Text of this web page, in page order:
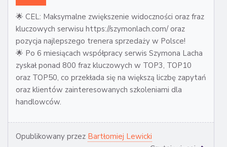
🌟 CEL: Maksymalne zwiększenie widoczności oraz fraz
kluczowych serwisu https://szymonlach.com/ oraz
pozycja najlepszego trenera sprzedaży w Polsce!
🌟 Po 6 miesiącach współpracy serwis Szymona Lacha
zyskał ponad 800 fraz kluczowych w TOP3, TOP10
oraz TOP50, co przekłada się na większą liczbę zapytań
oraz klientów zainteresowanych szkoleniami dla
handlowców.
Opublikowany przez Bartłomiej Lewicki